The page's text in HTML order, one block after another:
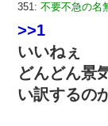
351: 不要不急の名
>>1
いいねぇ
どんどん景
い訳するの